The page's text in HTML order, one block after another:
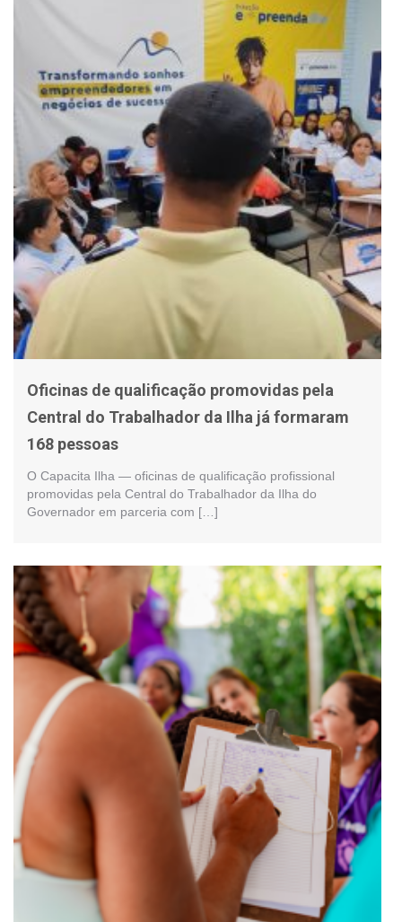
Oficinas de qualificação promovidas pela
Central do Trabalhador da Ilha já formaram
168 pessoas
O Capacita Ilha — oficinas de qualificação profissional
promovidas pela Central do Trabalhador da Ilha do
Governador em parceria com […]